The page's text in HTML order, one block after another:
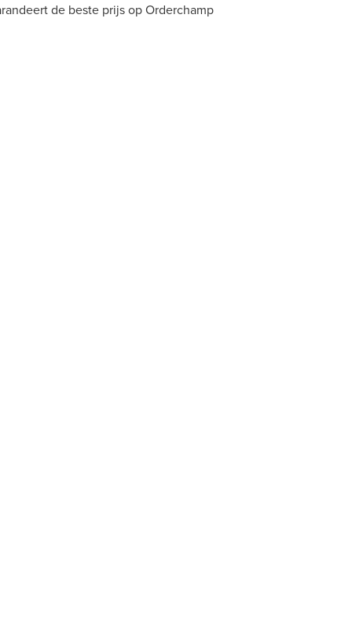
de beste prijs op Orderchamp